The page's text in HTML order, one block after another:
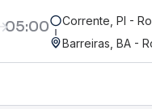
05:00
Corrente, PI -
Barreiras, BA -